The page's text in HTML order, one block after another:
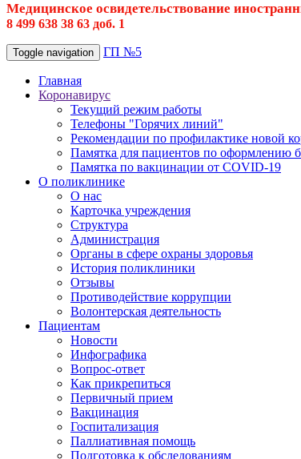
Медицинское освидетельствование
8 499 638 38 63 доб. 1
Toggle navigation ГП №5
Главная
Коронавирус
Текущий режим работы
Телефоны "Горячих линий"
Рекомендации по профилактике новой
Памятка для пациентов по оформлению
Памятка по вакцинации от COVID-19
О поликлинике
О нас
Карточка учреждения
Структура
Администрация
Органы в сфере охраны здоровья
История поликлиники
Отзывы
Противодействие коррупции
Волонтерская деятельность
Пациентам
Новости
Инфографика
Вопрос-ответ
Как прикрепиться
Первичный прием
Вакцинация
Госпитализация
Паллиативная помощь
Подготовка к обследованиям